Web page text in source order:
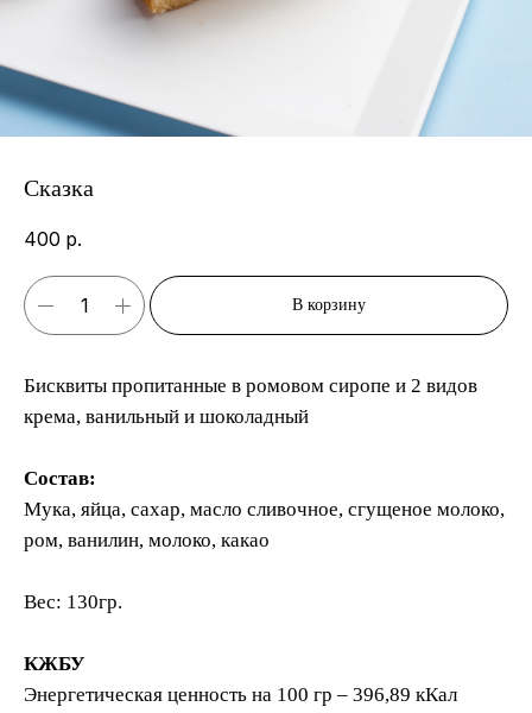
Сказка
400 р.
В корзину
Бисквиты пропитанные в ромовом сиропе и 2 видов
крема, ванильный и шоколадный
Состав:
Мука, яйца, сахар, масло сливочное, сгущеное молоко,
ром, ванилин, молоко, какао
Вес: 130гр.
КЖБУ
Энергетическая ценность на 100 гр – 396,89 кКал
Контакты
Ежедневно с 8:00 до 21:00
рынок, центральный вход
Адрес